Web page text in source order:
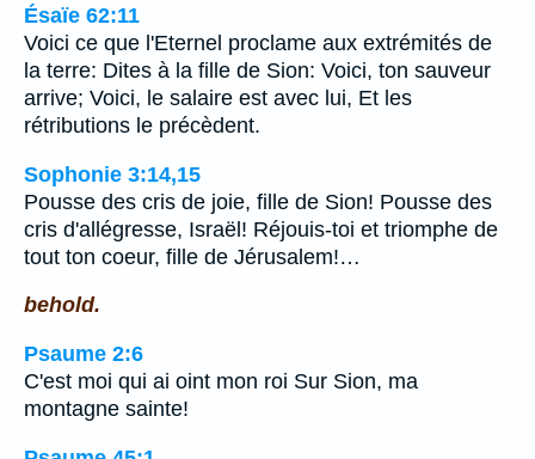
Ésaïe 62:11
Voici ce que l'Eternel proclame aux extrémités de
la terre: Dites à la fille de Sion: Voici, ton sauveur
arrive; Voici, le salaire est avec lui, Et les
rétributions le précèdent.
Sophonie 3:14,15
Pousse des cris de joie, fille de Sion! Pousse des
cris d'allégresse, Israël! Réjouis-toi et triomphe de
tout ton coeur, fille de Jérusalem!…
behold.
Psaume 2:6
C'est moi qui ai oint mon roi Sur Sion, ma
montagne sainte!